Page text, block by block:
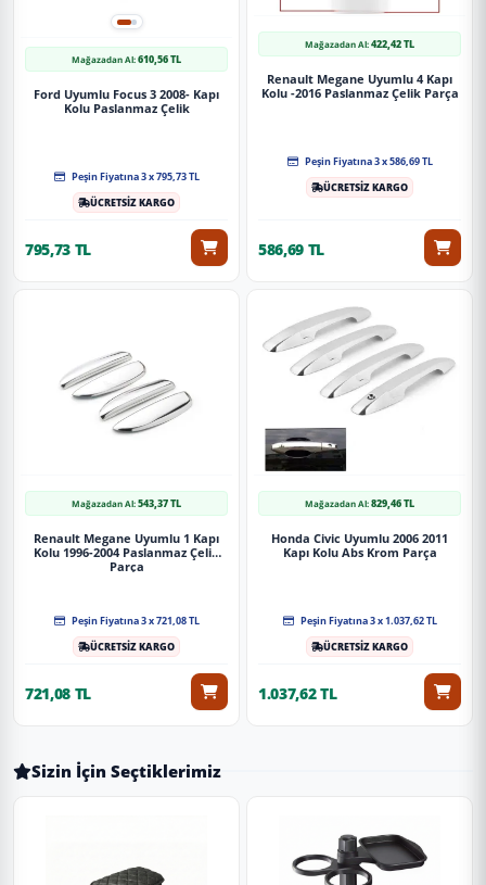
Mağazadan Al:610,56 TL
Ford Uyumlu Focus 3 2008- Kapı
Kolu Paslanmaz Çelik
Peşin Fiyatına 3 x 795,73 TL
ÜCRETSİZ KARGO
795,73 TL
Mağazadan Al:422,42 TL
Renault Megane Uyumlu 4 Kapı
Kolu -2016 Paslanmaz Çelik Parça
Peşin Fiyatına 3 x 586,69 TL
ÜCRETSİZ KARGO
586,69 TL
Mağazadan Al:543,37 TL
Renault Megane Uyumlu 1 Kapı
Kolu 1996-2004 Paslanmaz Çelik
Parça
Peşin Fiyatına 3 x 721,08 TL
ÜCRETSİZ KARGO
721,08 TL
Mağazadan Al:829,46 TL
Honda Civic Uyumlu 2006 2011
Kapı Kolu Abs Krom Parça
Peşin Fiyatına 3 x 1.037,62 TL
ÜCRETSİZ KARGO
1.037,62 TL
Sizin İçin Seçtiklerimiz